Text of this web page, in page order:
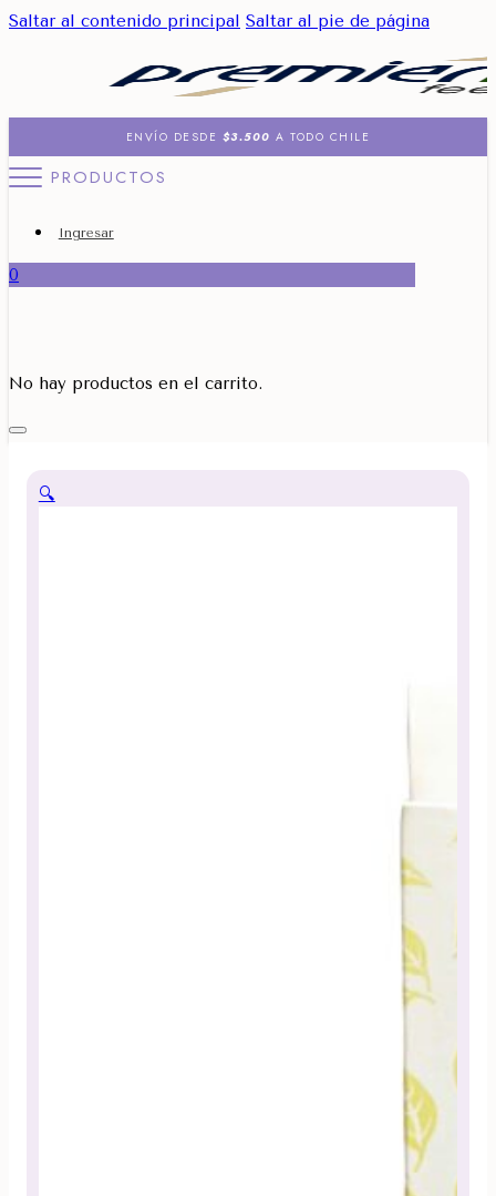
Saltar al contenido principal Saltar al pie de página
ENVÍO DESDE $3.500 A TODO CHILE
PRODUCTOS
Ingresar
0
No hay productos en el carrito.
🔍